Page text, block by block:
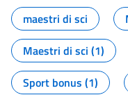
maestri di sci
Maestri di sci (1)
Sport bonus (1)